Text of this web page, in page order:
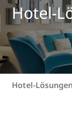
Hotel-
Hotel-Lösungen